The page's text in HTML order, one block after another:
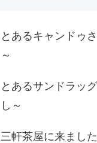
とあるキャンドゥ
～
とあるサンドラッ
し～
三軒茶屋に来まし